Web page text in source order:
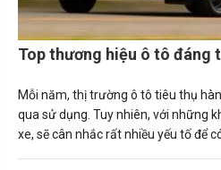
Top thương hiệu ô tô đáng
Mỗi năm, thị trường ô tô tiêu thụ
qua sử dụng. Tuy nhiên, với những
xe, sẽ cân nhắc rất nhiều yếu tố để